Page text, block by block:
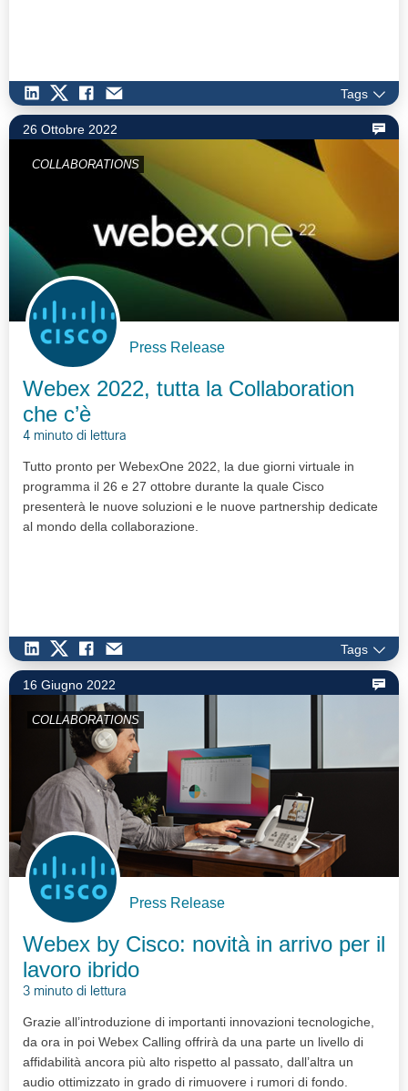
Tags
26 Ottobre 2022
COLLABORATIONS
Press Release
Webex 2022, tutta la Collaboration
che c’è
4 minuto di lettura
Tutto pronto per WebexOne 2022, la due giorni virtuale in
programma il 26 e 27 ottobre durante la quale Cisco
presenterà le nuove soluzioni e le nuove partnership dedicate
al mondo della collaborazione.
Tags
16 Giugno 2022
COLLABORATIONS
Press Release
Webex by Cisco: novità in arrivo per il
lavoro ibrido
3 minuto di lettura
Grazie all’introduzione di importanti innovazioni tecnologiche,
da ora in poi Webex Calling offrirà da una parte un livello di
affidabilità ancora più alto rispetto al passato, dall’altra un
audio ottimizzato in grado di rimuovere i rumori di fondo.